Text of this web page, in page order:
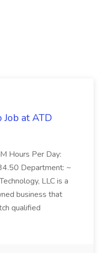
Job at ATD
Hours Per Day:
Department: ~
LLC is a
business that
qualified